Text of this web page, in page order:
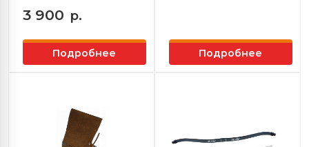
3 900 р.
Подробнее Подробнее